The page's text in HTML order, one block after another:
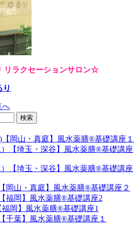
リラクセーションサロン☆
り
へ
【岡山・真庭】風水薬膳®基礎講座１
）【埼玉・深谷】風水薬膳®基礎講座
）【埼玉・深谷】風水薬膳®基礎講座
岡山・真庭】風水薬膳®基礎講座２
福岡】風水薬膳®︎基礎講座2
福岡】風水薬膳®︎基礎講座1
千葉】風水薬膳®︎基礎講座１